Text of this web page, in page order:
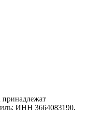
принадлежат
ИНН 3664083190.